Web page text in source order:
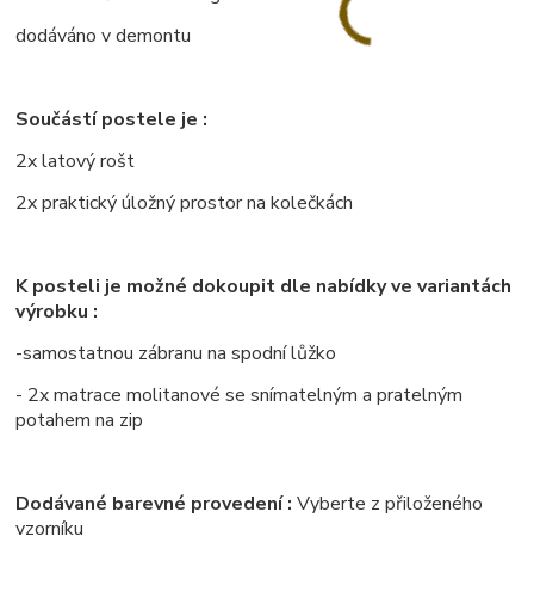
dodáváno v demontu
Součástí postele je :
2x latový rošt
2x praktický úložný prostor na kolečkách
K posteli je možné dokoupit dle nabídky ve variantách
výrobku :
-samostatnou zábranu na spodní lůžko
- 2x matrace molitanové se snímatelným a pratelným
potahem na zip
Dodávané barevné provedení : Vyberte z přiloženého
vzorníku